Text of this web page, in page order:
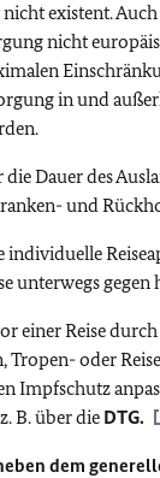
existent.
nicht
in und
die Dauer des
und
individuelle
unterwegs
einer Reise
Tropen- oder
Impfschutz
B. über die DTG.
dem